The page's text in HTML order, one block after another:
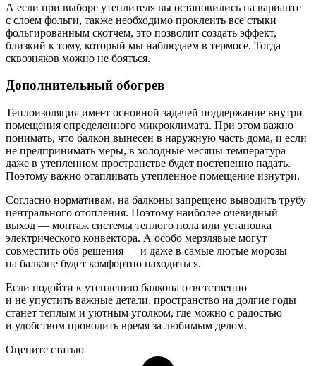
А если при выборе утеплителя вы остановились на варианте
с слоем фольги, также необходимо проклеить все стыки
фольгированным скотчем, это позволит создать эффект,
близкий к тому, который мы наблюдаем в термосе. Тогда
сквозняков можно не бояться.
Дополнительный обогрев
Теплоизоляция имеет основной задачей поддержание внутри
помещения определенного микроклимата. При этом важно
понимать, что балкон вынесен в наружную часть дома, и если
не предпринимать меры, в холодные месяцы температура
даже в утепленном пространстве будет постепенно падать.
Поэтому важно отапливать утепленное помещение изнутри.
Согласно нормативам, на балконы запрещено выводить трубу
центрального отопления. Поэтому наиболее очевидный
выход — монтаж системы теплого пола или установка
электрического конвектора. А особо мерзлявые могут
совместить оба решения — и даже в самые лютые морозы
на балконе будет комфортно находиться.
Если подойти к утеплению балкона ответственно
и не упустить важные детали, пространство на долгие годы
станет теплым и уютным уголком, где можно с радостью
и удобством проводить время за любимым делом.
Оцените статью